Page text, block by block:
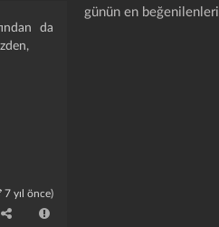
günün en beğenilenleri
da
7 yıl önce)